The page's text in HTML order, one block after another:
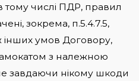
тому числі ПДР, правил
зокрема, п.5.4.7.5,
інших умов Договору,
з належною
завдаючи нікому шкоди